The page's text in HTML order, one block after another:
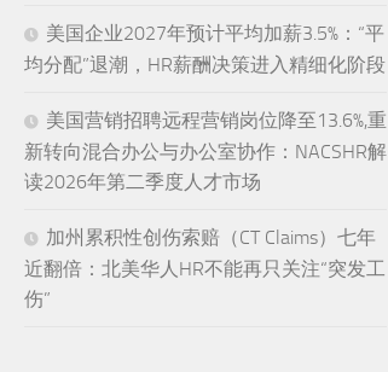
美国企业2027年预计平均加薪3.5%：“平
均分配”退潮，HR薪酬决策进入精细化阶段
美国营销招聘远程营销岗位降至13.6%,重
新转向混合办公与办公室协作：NACSHR解
读2026年第二季度人才市场
加州累积性创伤索赔（CT Claims）七年
近翻倍：北美华人HR不能再只关注“突发工
伤”